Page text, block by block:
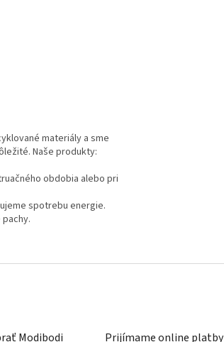
materiály a sme
Naše produkty:
obdobia alebo pri
spotrebu energie.
Modibodi Prijímame online platby